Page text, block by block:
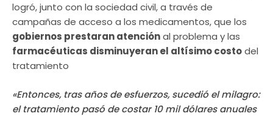
logró, junto con la sociedad civil, a través de
campañas de acceso a los medicamentos, que los
gobiernos prestaran atenciónal problema y las
farmacéuticas disminuyeran el altísimo costodel
tratamiento
«Entonces, tras años de esfuerzos, sucedió el milagro:
el tratamiento pasó de costar 10 mil dólares anuales